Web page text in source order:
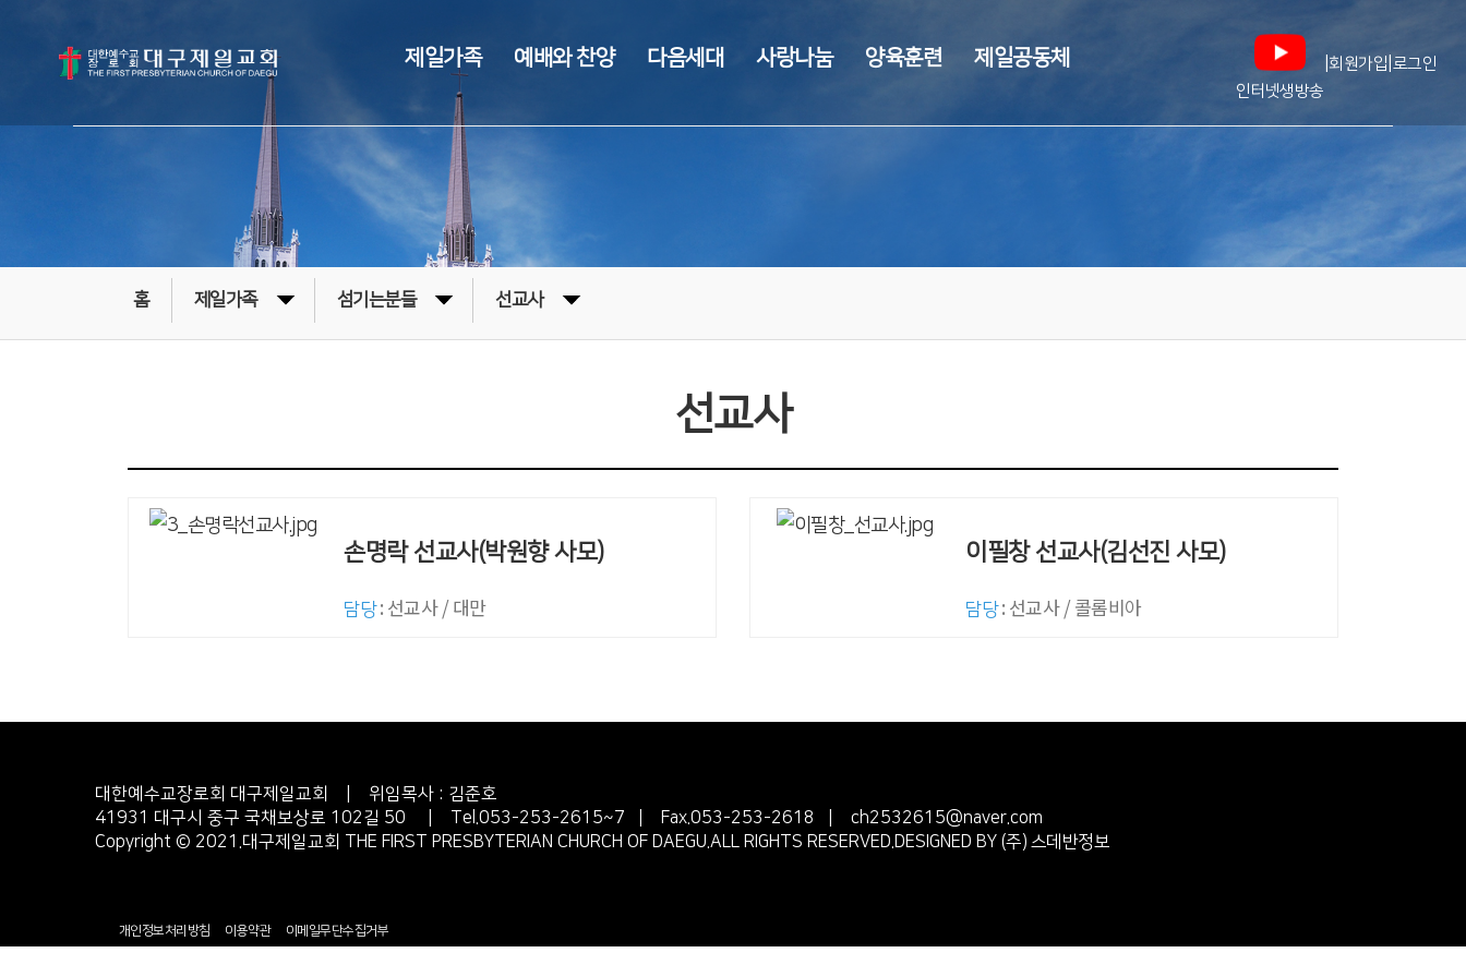
제일가족 예배와 찬양 다음세대 사랑나눔 양육훈련 제일공동체
인터넷생방송
|회원가입 로그인
홈 제일가족 섬기는분들 선교사
선교사
손명락 선교사(박원향 사모)
담당: 선교사 / 대만
이필창 선교사(김선진 사모)
담당: 선교사 / 콜롬비아
대한예수교장로회 대구제일교회 | 위임목사 : 김준호
41931 대구시 중구 국채보상로 102길 50 | Tel.053-253-2615~7 | Fax.053-253-2618 | ch2532615@naver.com
Copyright © 2021.대구제일교회 THE FIRST PRESBYTERIAN CHURCH OF DAEGU.ALL RIGHTS RESERVED.DESIGNED BY (주) 스데반정보
개인정보처리방침 이용약관 이메일무단수집거부